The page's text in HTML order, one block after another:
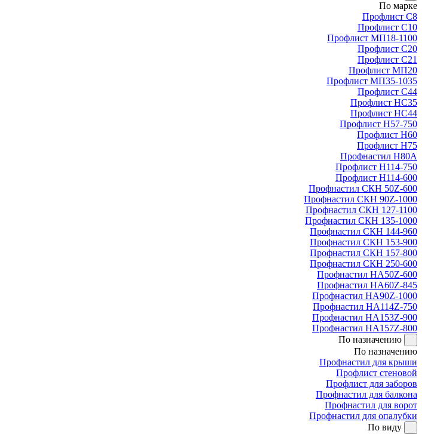
По марке
Профлист С8
Профлист С10
Профлист МП18-1100
Профлист С20
Профлист С21
Профлист МП20
Профлист МП35-1035
Профлист С44
Профлист НС35
Профлист НС44
Профлист Н57-750
Профлист Н60
Профлист Н75
Профнастил Н80А
Профлист Н114-750
Профлист Н114-600
Профнастил СКН 50Z-600
Профнастил СКН 90Z-1000
Профнастил СКН 127-1100
Профнастил СКН 135-1000
Профнастил СКН 144-960
Профнастил СКН 153-900
Профнастил СКН 157-800
Профнастил СКН 250-600
Профнастил НА50Z-600
Профнастил НА60Z-845
Профнастил НА90Z-1000
Профнастил НА114Z-750
Профнастил НА153Z-900
Профнастил НА157Z-800
По назначению
По назначению
Профнастил для крыши
Профлист стеновой
Профлист для заборов
Профнастил для балкона
Профнастил для ворот
Профнастил для опалубки
По виду